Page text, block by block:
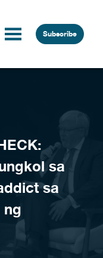
Subscribe
sa
sa